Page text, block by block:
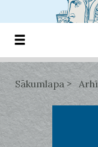
Sākumlapa